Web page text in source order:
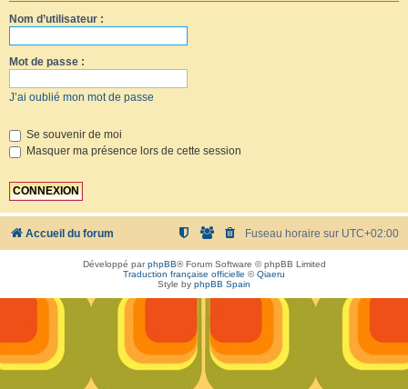
Nom d’utilisateur :
Mot de passe :
J’ai oublié mon mot de passe
Se souvenir de moi
Masquer ma présence lors de cette session
Accueil du forum Fuseau horaire sur UTC+02:00
Développé parphpBB® Forum Software © phpBB Limited
Traduction française officielle ©Qiaeru
Style by phpBB Spain